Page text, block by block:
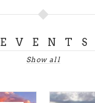
EVENTS
Show all